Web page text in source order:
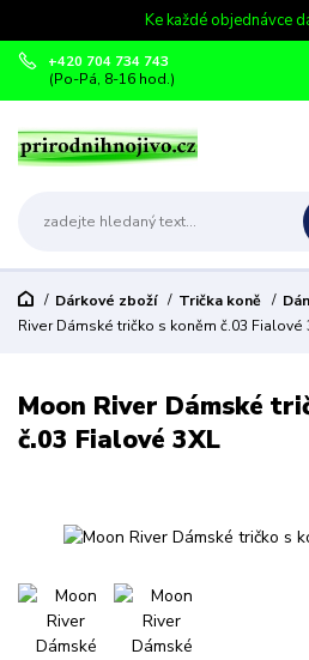
Ke každé objednávce
+420 704 734 743
(Po-Pá, 8-16 hod.)
Dárkové zboží Trička koně
River Dámské tričko s koněm č.03 Fialové
Moon River Dámské
č.03 Fialové 3XL